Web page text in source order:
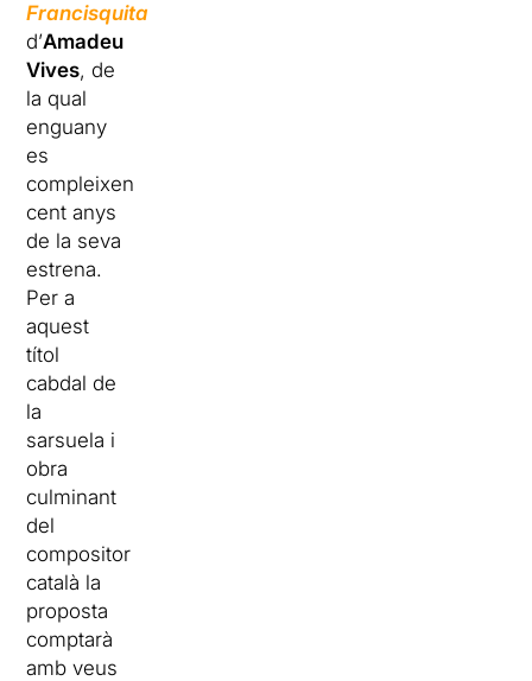
Francisquita
d’Amadeu
Vives, de
la qual
enguany
es
compleixen
cent anys
de la seva
estrena.
Per a
aquest
títol
cabdal de
la
sarsuela i
obra
culminant
del
compositor
català la
proposta
comptarà
amb veus